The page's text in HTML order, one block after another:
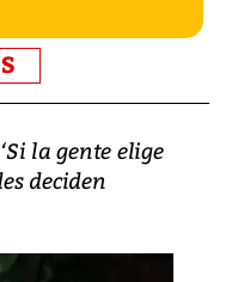
la gente elige
deciden